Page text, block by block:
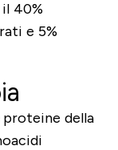
40%
e 5%
proteine della